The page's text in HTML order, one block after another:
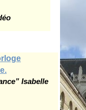
Isabelle